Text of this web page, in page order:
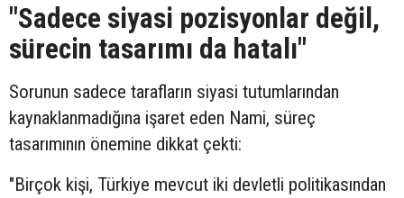
"Sadece siyasi pozisyonlar değil,
sürecin tasarımı da hatalı"
Sorunun sadece tarafların siyasi tutumlarından
kaynaklanmadığına işaret eden Nami, süreç
tasarımının önemine dikkat çekti:
"Birçok kişi, Türkiye mevcut iki devletli politikasından